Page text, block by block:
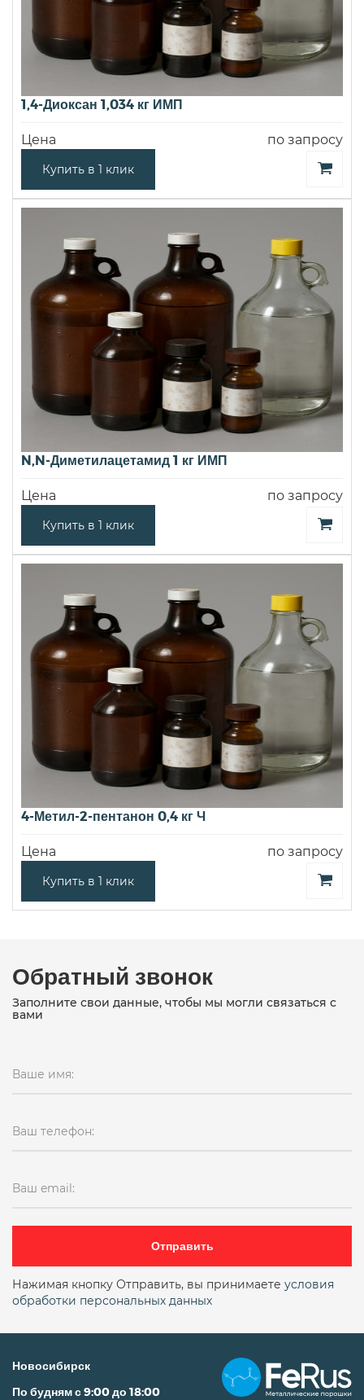
1,4-Диоксан 1,034 кг ИМП
Цена по запросу
Купить в 1 клик
N,N-Диметилацетамид 1 кг ИМП
Цена по запросу
Купить в 1 клик
4-Метил-2-пентанон 0,4 кг Ч
Цена по запросу
Купить в 1 клик
Обратный звонок
Заполните свои данные, чтобы мы могли связаться с
вами
Ваше имя:
Ваш телефон:
Ваш email:
Отправить
Нажимая кнопку Отправить, вы принимаете условия
обработки персональных данных
Новосибирск
По будням с 9:00 до 18:00